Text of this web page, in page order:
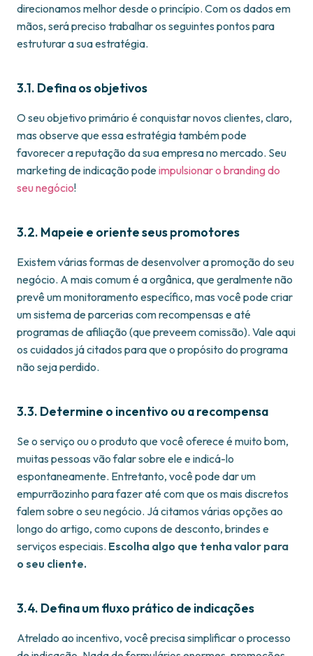
direcionamos melhor desde o princípio. Com os dados em
mãos, será preciso trabalhar os seguintes pontos para
estruturar a sua estratégia.
3.1. Defina os objetivos
O seu objetivo primário é conquistar novos clientes, claro,
mas observe que essa estratégia também pode
favorecer a reputação da sua empresa no mercado. Seu
marketing de indicação podeimpulsionar o branding do
seu negócio!
3.2. Mapeie e oriente seus promotores
Existem várias formas de desenvolver a promoção do seu
negócio. A mais comum é a orgânica, que geralmente não
prevê um monitoramento específico, mas você pode criar
um sistema de parcerias com recompensas e até
programas de afiliação (que preveem comissão). Vale aqui
os cuidados já citados para que o propósito do programa
não seja perdido.
3.3. Determine o incentivo ou a recompensa
Se o serviço ou o produto que você oferece é muito bom,
muitas pessoas vão falar sobre ele e indicá-lo
espontaneamente. Entretanto, você pode dar um
empurrãozinho para fazer até com que os mais discretos
falem sobre o seu negócio. Já citamos várias opções ao
longo do artigo, como cupons de desconto, brindes e
serviços especiais. Escolha algo que tenha valor para
o seu cliente.
3.4. Defina um fluxo prático de indicações
Atrelado ao incentivo, você precisa simplificar o processo